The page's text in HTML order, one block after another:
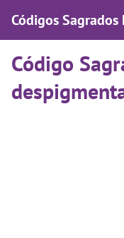
Códigos Sagrados
Código